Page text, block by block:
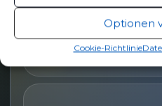
Optionen
Cookie-Richtlinie
SPIELPLAN
Nächste Partien